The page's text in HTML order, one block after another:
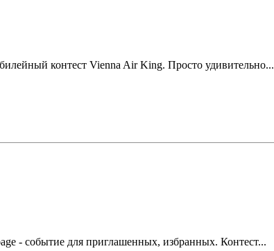
контест Vienna Air King. Просто удивительно...
- событие для приглашенных, избранных. Контест...